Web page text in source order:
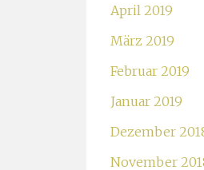
April 2019
März 2019
Februar 2019
Januar 2019
Dezember
November